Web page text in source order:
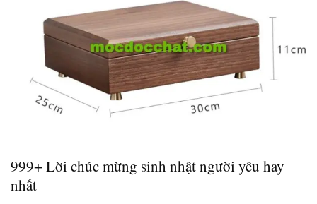
999+ Lời chúc mừng sinh nhật người yêu hay
nhất